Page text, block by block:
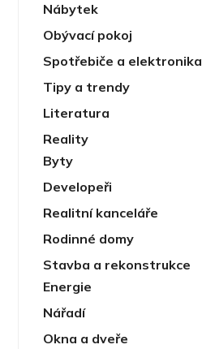
Nábytek
Obývací pokoj
Spotřebiče a elektronika
Tipy a trendy
Literatura
Reality
Byty
Developeři
Realitní kanceláře
Rodinné domy
Stavba a rekonstrukce
Energie
Nářadí
Okna a dveře